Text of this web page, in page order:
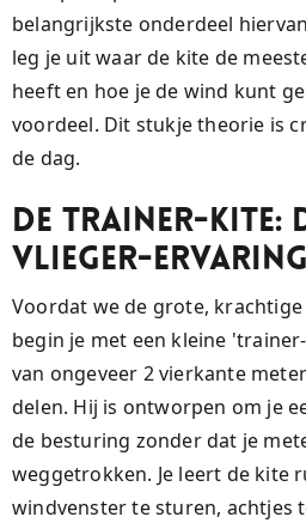
belangrijkste onderdeel
leg je uit waar de kite de
heeft en hoe je de wind kunt
voordeel. Dit stukje theorie is
de dag.
De Trainer-kite:
Vlieger-ervaring
Voordat we de grote,
begin je met een kleine
van ongeveer 2 vierkante
delen. Hij is ontworpen om je
de besturing zonder dat je
weggetrokken. Je leert de kite
windvenster te sturen, achtjes